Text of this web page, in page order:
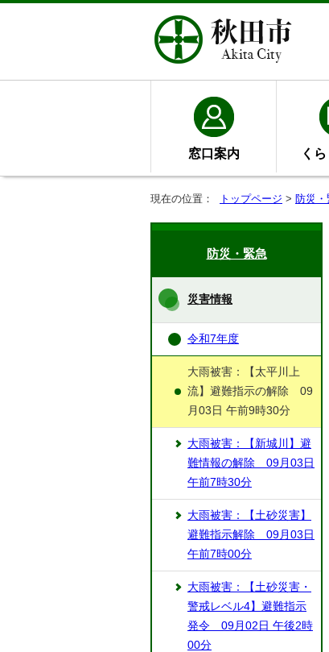
窓口案内 く
現在の位置： トップページ > 防災・
防災・緊急
災害情報
令和7年度
大雨被害：【太平川上
流】避難指示の解除 09
月03日 午前9時30分
大雨被害：【新城川】避
難情報の解除 09月03日
午前7時30分
大雨被害：【土砂災害】
避難指示解除 09月03日
午前7時00分
大雨被害：【土砂災害・
警戒レベル4】避難指示
発令 09月02日 午後2時
00分